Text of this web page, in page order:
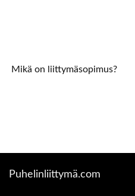
Mikä on liittymäsopimus?
Puhelinliittymä.com